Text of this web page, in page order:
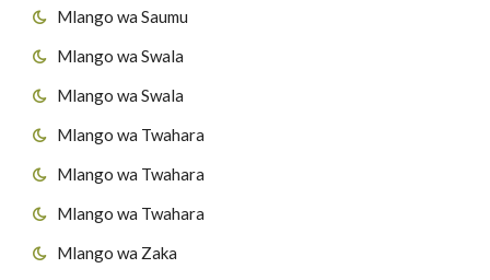
Mlango wa Saumu
Mlango wa Swala
Mlango wa Swala
Mlango wa Twahara
Mlango wa Twahara
Mlango wa Twahara
Mlango wa Zaka